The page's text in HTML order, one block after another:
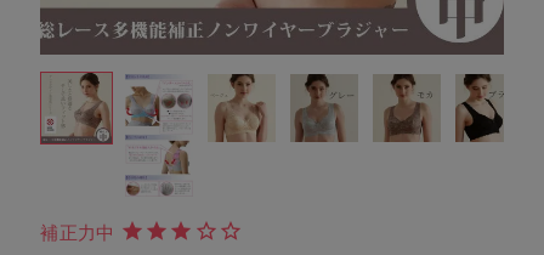
補正力中